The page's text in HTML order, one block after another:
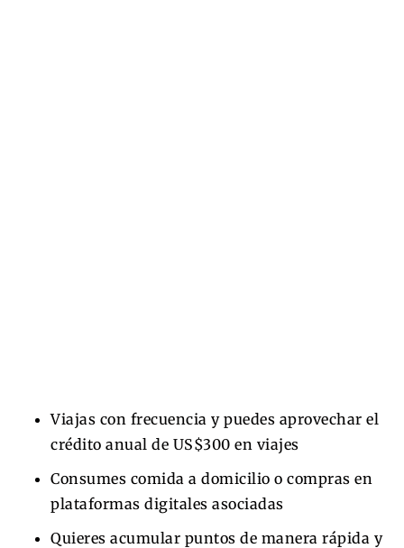
Viajas con frecuencia y puedes aprovechar el
crédito anual de US$300 en viajes
Consumes comida a domicilio o compras en
plataformas digitales asociadas
Quieres acumular puntos de manera rápida y